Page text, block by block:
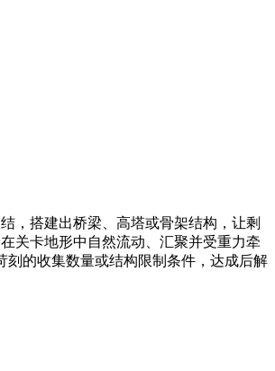
，搭建出桥梁、高塔或骨架结构，让剩
关卡地形中自然流动、汇聚并受重力牵
的收集数量或结构限制条件，达成后解